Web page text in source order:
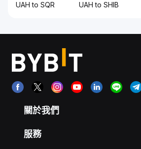
UAH to SQR UAH to SHIB
關於我們
服務